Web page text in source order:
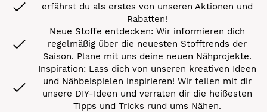
erfährst du als erstes von unseren Aktionen und
Rabatten!
Neue Stoffe entdecken: Wir informieren dich
regelmäßig über die neuesten Stofftrends der
Saison. Plane mit uns deine neuen Nähprojekte.
Inspiration: Lass dich von unseren kreativen Ideen
und Nähbeispielen inspirieren! Wir teilen mit dir
unsere DIY-Ideen und verraten dir die heißesten
Tipps und Tricks rund ums Nähen.